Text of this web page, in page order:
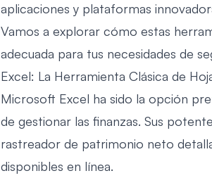
aplicaciones y plataformas
Vamos a explorar cómo estas
adecuada para tus necesidades de
Excel: La Herramienta Clásica de
Microsoft Excel ha sido la opción
de gestionar las finanzas. Sus
rastreador de patrimonio neto
disponibles en línea.